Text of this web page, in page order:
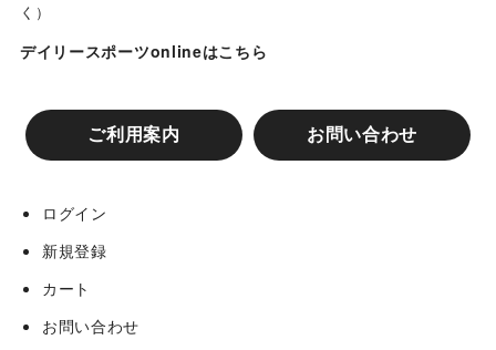
く）
デイリースポーツonlineはこちら
ご利用案内 お問い合わせ
ログイン
新規登録
カート
お問い合わせ